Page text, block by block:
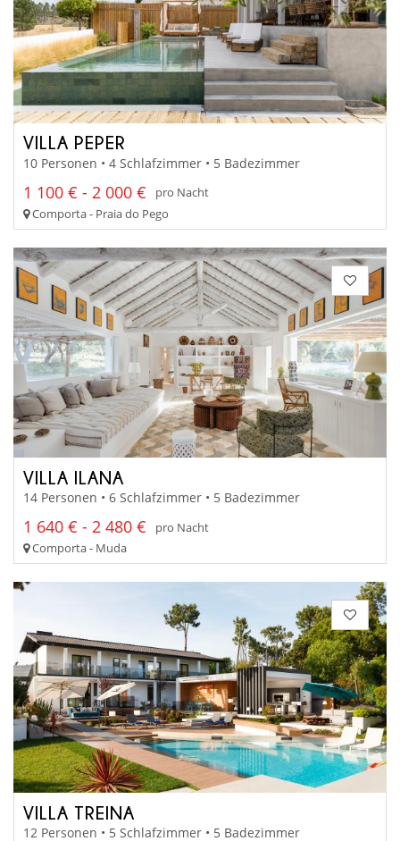
VILLA PEPER
10 Personen • 4 Schlafzimmer • 5 Badezimmer
1 100 € - 2 000 €
pro Nacht
Comporta - Praia do Pego
VILLA ILANA
14 Personen • 6 Schlafzimmer • 5 Badezimmer
1 640 € - 2 480 €
pro Nacht
Comporta - Muda
VILLA TREINA
12 Personen • 5 Schlafzimmer • 5 Badezimmer